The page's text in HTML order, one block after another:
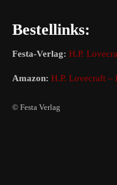
Bestellinks:
Festa-Verlag: H.P.
Amazon: H.P. Lovecraft –
© Festa Verlag